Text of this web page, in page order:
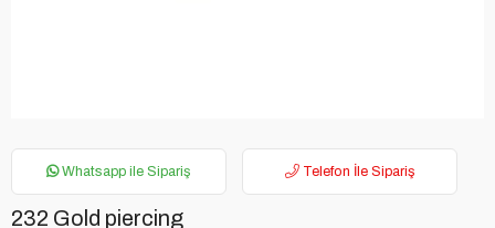
Whatsapp ile Sipariş Telefon İle Sipariş
232 Gold piercing